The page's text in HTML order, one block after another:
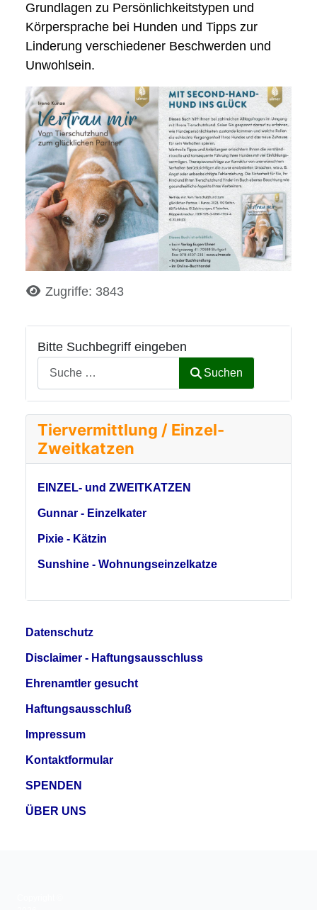
Bitte Suchbegriff eingeben
Suchen
Tiervermittlung / Einzel-
Zweitkatzen
EINZEL- und ZWEITKATZEN
Gunnar - Einzelkater
Pixie - Kätzin
Sunshine - Wohnungseinzelkatze
Grundlagen zu Persönlichkeitstypen und
Körpersprache bei Hunden und Tipps zur
Linderung verschiedener Beschwerden und
Unwohlsein.
DetailsZugriffe: 3843
Datenschutz
Disclaimer - Haftungsausschluss
Ehrenamtler gesucht
Haftungsausschluß
Impressum
Kontaktformular
SPENDEN
ÜBER UNS